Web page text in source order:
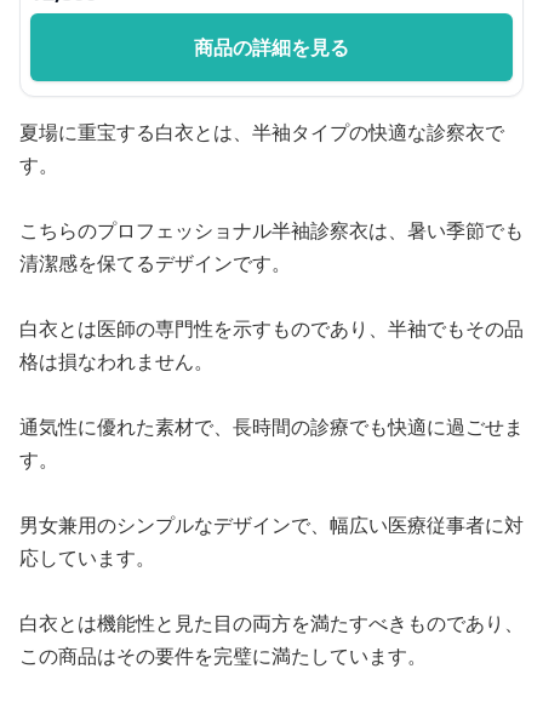
商品の詳細を見る
夏場に重宝する白衣とは、半袖タイプの快適な診察衣で
す。
こちらのプロフェッショナル半袖診察衣は、暑い季節でも
清潔感を保てるデザインです。
白衣とは医師の専門性を示すものであり、半袖でもその品
格は損なわれません。
通気性に優れた素材で、長時間の診療でも快適に過ごせま
す。
男女兼用のシンプルなデザインで、幅広い医療従事者に対
応しています。
白衣とは機能性と見た目の両方を満たすべきものであり、
この商品はその要件を完璧に満たしています。